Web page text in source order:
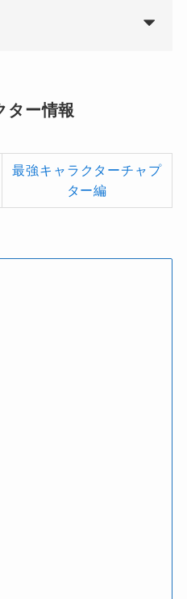
ター情報
最強キャラクターチャプ
ター編